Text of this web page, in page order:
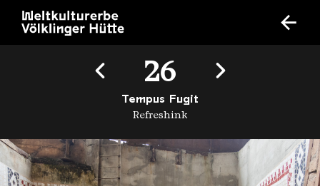
26
Tempus Fugit
Refreshink